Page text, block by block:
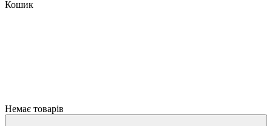
Кошик
Немає товарів